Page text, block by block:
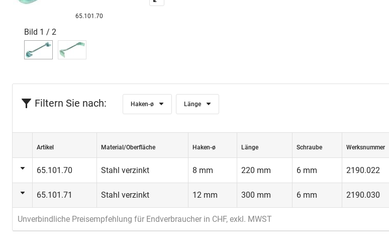
65.101.70
Bild 1 / 2
Filtern Sie nach: Haken-ø Länge
Artikel Material/Oberfläche Haken-ø Länge Schraube Werksnummer
65.101.70 Stahl verzinkt 8 mm 220 mm 6 mm 2190.022
65.101.71 Stahl verzinkt 12 mm 300 mm 6 mm 2190.030
Unverbindliche Preisempfehlung für Endverbraucher in CHF, exkl. MWST